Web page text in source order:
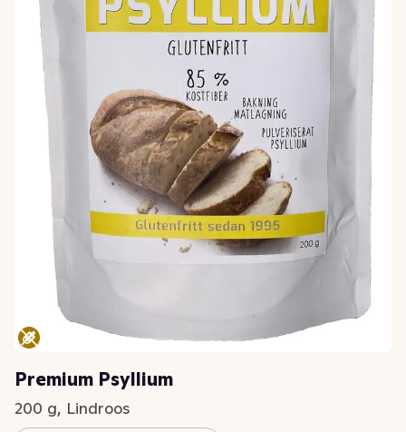
Premium Psyllium
200 g, Lindroos